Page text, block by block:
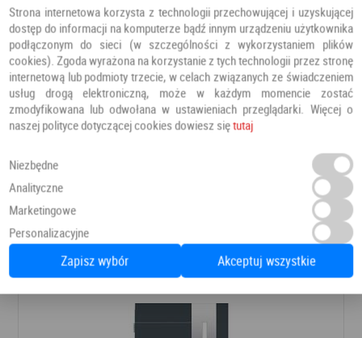
8 366,00 PLN
Dodaj do ulubionych
Strona internetowa korzysta z technologii przechowującej i uzyskującej
dostęp do informacji na komputerze bądź innym urządzeniu użytkownika
podłączonym do sieci (w szczególności z wykorzystaniem plików
cookies). Zgoda wyrażona na korzystanie z tych technologii przez stronę
internetową lub podmioty trzecie, w celach związanych ze świadczeniem
usług drogą elektroniczną, może w każdym momencie zostać
zmodyfikowana lub odwołana w ustawieniach przeglądarki. Więcej o
naszej polityce dotyczącej cookies dowiesz siętutaj
Niezbędne
Analityczne
Marketingowe
Personalizacyjne
Zapisz wybór Akceptuj wszystkie